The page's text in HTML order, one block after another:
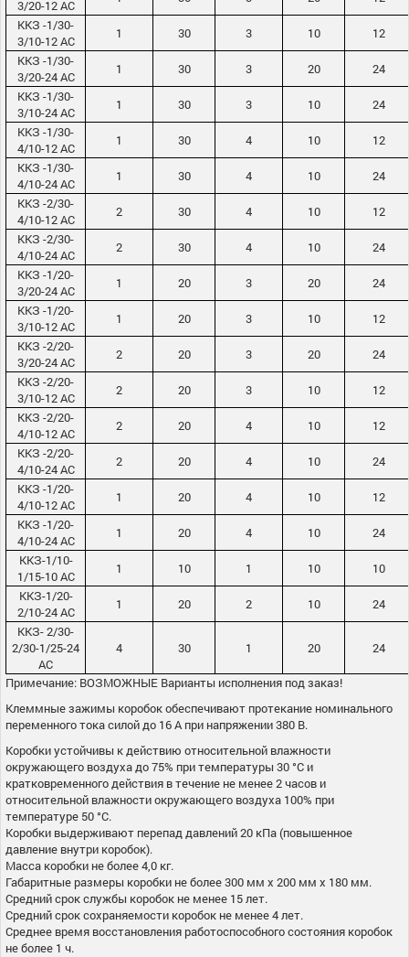
3/20-12 АС
ККЗ -1/30-
3/10-12 АС
1 30 3 10
12
ККЗ -1/30-
3/20-24 АС
1 30 3 20
24
ККЗ -1/30-
3/10-24 АС
1 30 3 10
24
ККЗ -1/30-
4/10-12 АС
1 30 4 10
12
ККЗ -1/30-
4/10-24 АС
1 30 4 10
24
ККЗ -2/30-
4/10-12 АС
2 30 4 10
12
ККЗ -2/30-
4/10-24 АС
2 30 4 10
24
ККЗ -1/20-
3/20-24 АС
1 20 3 20
24
ККЗ -1/20-
3/10-12 АС
1 20 3 10
12
ККЗ -2/20-
3/20-24 АС
2 20 3 20
24
ККЗ -2/20-
3/10-12 АС
2 20 3 10
12
ККЗ -2/20-
4/10-12 АС
2 20 4 10
12
ККЗ -2/20-
4/10-24 АС
2 20 4 10
24
ККЗ -1/20-
4/10-12 АС
1 20 4 10
12
ККЗ -1/20-
4/10-24 АС
1 20 4 10
24
ККЗ-1/10-
1/15-10 АС
1 10 1 10
10
ККЗ-1/20-
2/10-24 АС
1 20 2 10
24
ККЗ- 2/30-
2/30-1/25-24
АС
4 30 1 20 24
Примечание: ВОЗМОЖНЫЕ Варианты исполнения под заказ!
Клеммные зажимы коробок обеспечивают протекание номинального
переменного тока силой до 16 А при напряжении 380 В.
Коробки устойчивы к действию относительной влажности
окружающего воздуха до 75% при температуры 30 °С и
кратковременного действия в течение не менее 2 часов и
относительной влажности окружающего воздуха 100% при
температуре 50 °С.
Коробки выдерживают перепад давлений 20 кПа (повышенное
давление внутри коробок).
Масса коробки не более 4,0 кг.
Габаритные размеры коробки не более 300 мм х 200 мм х 180 мм.
Средний срок службы коробок не менее 15 лет.
Средний срок сохраняемости коробок не менее 4 лет.
Среднее время восстановления работоспособного состояния коробок
не более 1 ч.